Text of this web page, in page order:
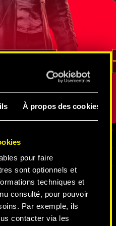
À propos des cookies
pour faire
sont optionnels et
techniques et
consulté, pour pouvoir
Par exemple, ils
contacter via les
de
mieux que
dans
et
se procurer des
comment s'infiltrer
gardés. Sa loyauté
sont sans égal.
fédérale
par
visages,
cinglant
pas
rôle, sa
2077